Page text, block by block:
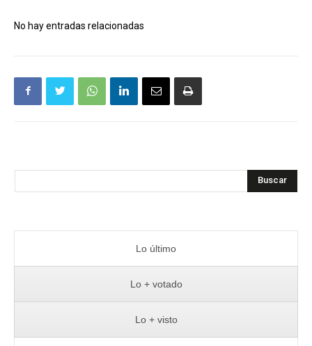
No hay entradas relacionadas
Buscar
Lo último
Lo + votado
Lo + visto